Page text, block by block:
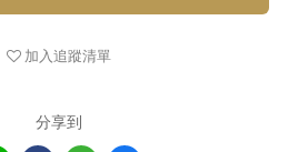
加入追蹤清單
分享到